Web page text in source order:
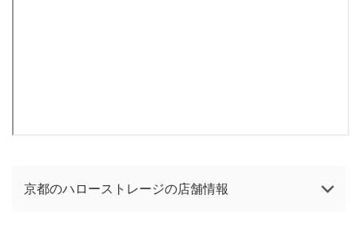
京都のハローストレージの店舗情報